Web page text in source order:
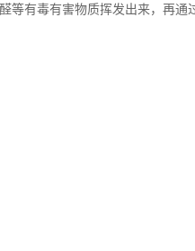
等有毒有害物质挥发出来，再通